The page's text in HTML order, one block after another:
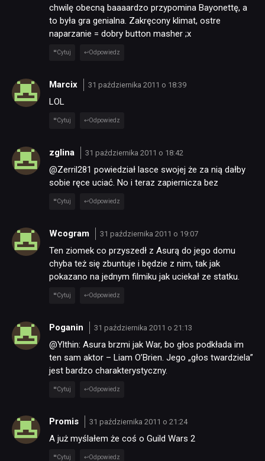
chwilę obecną baaaardzo przypomina Bayonettę, a
to była gra genialna. Zakręcony klimat, ostre
naparzanie = dobry button masher ;x
Cytuj Odpowiedz
Marcix 31 października 2011 o 18:39
LOL
Cytuj Odpowiedz
zglina 31 października 2011 o 18:42
@Zerril281 powiedział lasce swojej że za nią dałby
sobie ręce uciać. No i teraz zapiernicza bez
Cytuj Odpowiedz
Wcogram 31 października 2011 o 19:07
Ten ziomek co przyszedł z Asurą do jego domu
chyba też się zbuntuje i będzie z nim, tak jak
pokazano na jednym filmiku jak uciekał ze statku.
Cytuj Odpowiedz
Poganin 31 października 2011 o 21:13
@Ylthin: Asura brzmi jak War, bo głos podkłada im
ten sam aktor – Liam O’Brien. Jego „głos twardziela”
jest bardzo charakterystyczny.
Cytuj Odpowiedz
Promis 31 października 2011 o 21:24
A już myślałem że coś o Guild Wars 2
Cytuj Odpowiedz